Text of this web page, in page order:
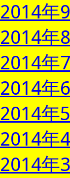
2014年
2014年
2014年
2014年
2014年
2014年
2014年